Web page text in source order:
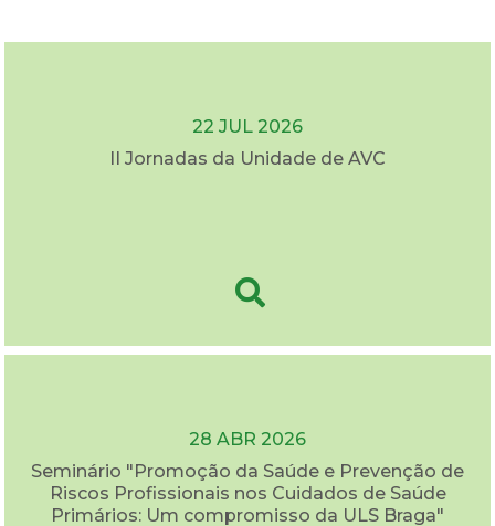
22 JUL 2026
II Jornadas da Unidade de AVC
28 ABR 2026
Seminário "Promoção da Saúde e Prevenção de
Riscos Profissionais nos Cuidados de Saúde
Primários: Um compromisso da ULS Braga"